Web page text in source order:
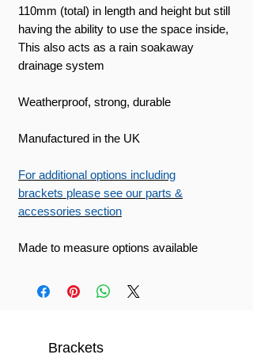
110mm (total) in length and height but still
having the ability to use the space inside,
This also acts as a rain soakaway
drainage system
Weatherproof, strong, durable
Manufactured in the UK
For additional options including
brackets please see our parts &
accessories section
Made to measure options available
Brackets